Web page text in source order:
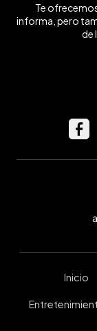
Te
informa, pero
de
Inicio